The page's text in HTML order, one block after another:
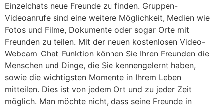
Einzelchats neue Freunde zu finden. Gruppen-
Videoanrufe sind eine weitere Möglichkeit, Medien wie
Fotos und Filme, Dokumente oder sogar Orte mit
Freunden zu teilen. Mit der neuen kostenlosen Video-
Webcam-Chat-Funktion können Sie Ihren Freunden die
Menschen und Dinge, die Sie kennengelernt haben,
sowie die wichtigsten Momente in Ihrem Leben
mitteilen. Dies ist von jedem Ort und zu jeder Zeit
möglich. Man möchte nicht, dass seine Freunde in